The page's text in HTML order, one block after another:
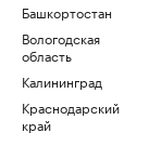
Башкортостан
Вологодская
область
Калининград
Краснодарский
край